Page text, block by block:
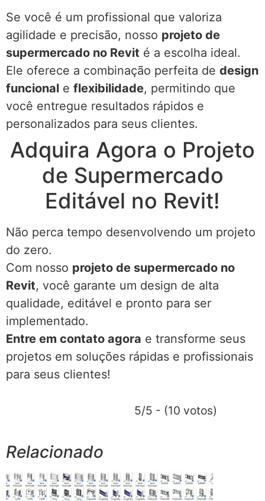
Se você é um profissional que valoriza
agilidade e precisão, nosso projeto de
supermercado no Revit é a escolha ideal.
Ele oferece a combinação perfeita de design
funcional e flexibilidade, permitindo que
você entregue resultados rápidos e
personalizados para seus clientes.
Adquira Agora o Projeto
de Supermercado
Editável no Revit!
Não perca tempo desenvolvendo um projeto
do zero.
Com nosso projeto de supermercado no
Revit, você garante um design de alta
qualidade, editável e pronto para ser
implementado.
Entre em contato agora e transforme seus
projetos em soluções rápidas e profissionais
para seus clientes!
5/5 - (10 votos)
Relacionado